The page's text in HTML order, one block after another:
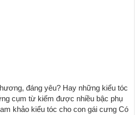
đáng yêu? Hay những kiểu tóc
cụm từ kiếm được nhiều bậc phụ
khảo kiểu tóc cho con gái cưng Có